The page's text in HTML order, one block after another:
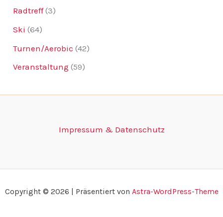
Radtreff(3)
Ski (64)
Turnen/Aerobic (42)
Veranstaltung (59)
Impressum & Datenschutz
Copyright © 2026 | Präsentiert von Astra-WordPress-Theme